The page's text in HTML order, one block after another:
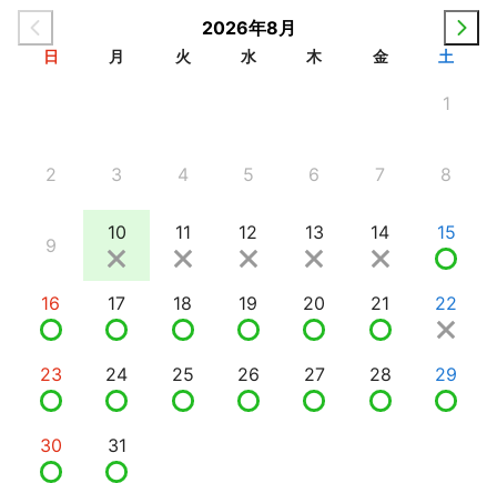
2026年8月
日 月 火 水 木 金 土
1
2 3 4 5 6 7 8
9
10 11 12 13 14 15
16 17 18 19 20 21 22
23 24 25 26 27 28 29
30 31